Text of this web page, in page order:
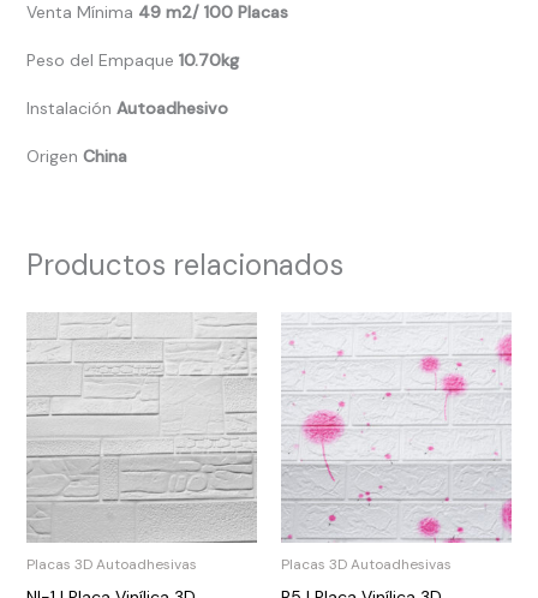
Venta Mínima 49 m2/ 100 Placas
Peso del Empaque 10.70kg
Instalación Autoadhesivo
Origen China
Productos relacionados
Placas 3D Autoadhesivas Placas 3D Autoadhesivas